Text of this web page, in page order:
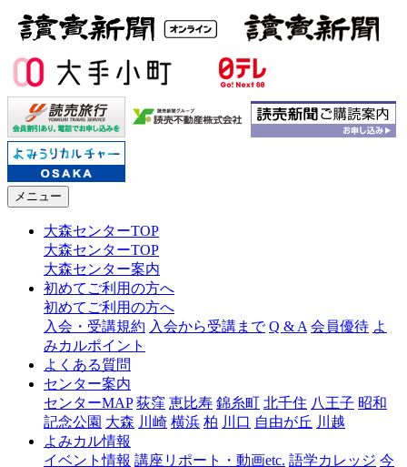
メニュー
大森センターTOP
大森センターTOP
大森センター案内
初めてご利用の方へ
初めてご利用の方へ
入会・受講規約 入会から受講まで Q & A 会員優待 よ
みカルポイント
よくある質問
センター案内
センターMAP 荻窪 恵比寿 錦糸町 北千住 八王子 昭和
記念公園 大森 川崎 横浜 柏 川口 自由が丘 川越
よみカル情報
イベント情報 講座リポート・動画etc. 語学カレッジ 今